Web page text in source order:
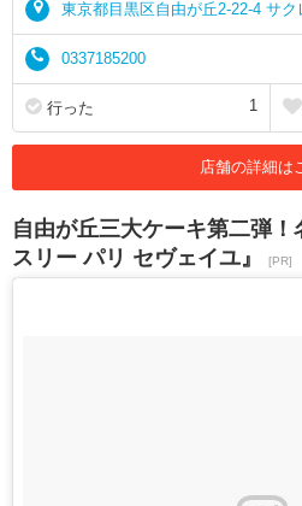
東京都目黒区自由が丘2-22-4 サ
0337185200
行った 1
店舗の詳細は
自由が丘三大ケーキ第二弾
スリー パリ セヴェイユ』
[PR]